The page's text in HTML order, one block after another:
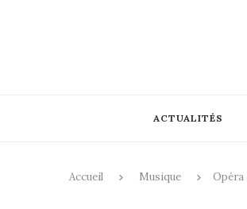
ACTUALITÉS
Accueil Musique Opéra